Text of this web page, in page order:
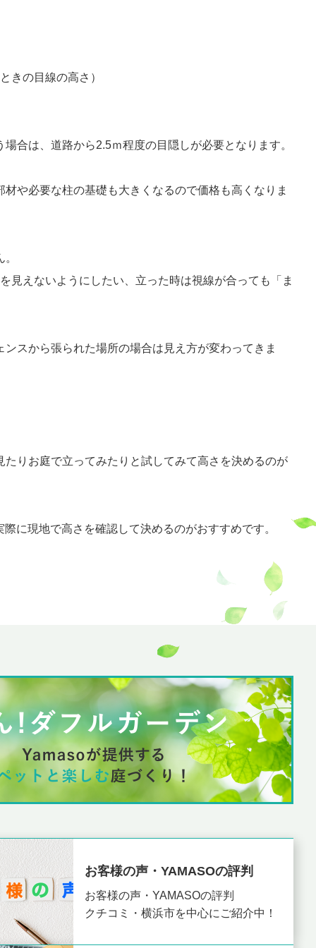
きの目線の高さ）
合は、道路から2.5ｍ程度の目隠しが必要となります。
や必要な柱の基礎も大きくなるので価格も高くなりま
見えないようにしたい、立った時は視線が合っても「ま
スから張られた場所の場合は見え方が変わってきま
りお庭で立ってみたりと試してみて高さを決めるのが
に現地で高さを確認して決めるのがおすすめです。
お客様の声・YAMASOの評判
お客様の声・YAMASOの評判
クチコミ・横浜市を中心にご紹介中！